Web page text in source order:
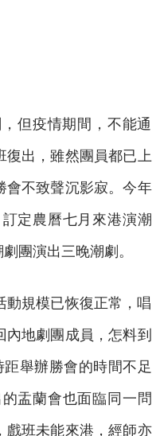
但疫情期間，不能通
復出，雖然團員都已上
會不致聲沉影寂。今年
定農曆七月來港演潮
團演出三晚潮劇。
動規模已恢復正常，唱
地劇團成員，怎料到
舉辦勝會的時間不足
盂蘭會也面臨同一問
戲班未能來港，經師亦